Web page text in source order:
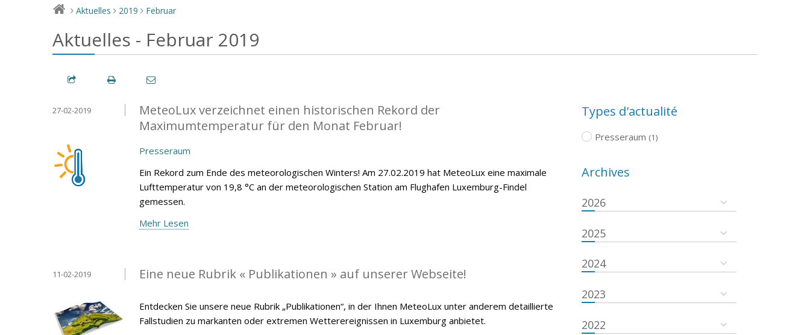
> Aktuelles > 2019 > Februar
Aktuelles - Februar 2019
MeteoLux verzeichnet einen historischen Rekord der
Maximumtemperatur für den Monat Februar!
27-02-2019
Presseraum
Ein Rekord zum Ende des meteorologischen Winters! Am 27.02.2019 hat MeteoLux eine maximale
Lufttemperatur von 19,8 °C an der meteorologischen Station am Flughafen Luxemburg-Findel
gemessen.
Mehr Lesen
Eine neue Rubrik « Publikationen » auf unserer Webseite!
11-02-2019
Entdecken Sie unsere neue Rubrik „Publikationen“, in der Ihnen MeteoLux unter anderem detaillierte
Fallstudien zu markanten oder extremen Wetterereignissen in Luxemburg anbietet.
Types d'actualité
Presseraum (1)
Archives
2026
2025
2024
2023
2022